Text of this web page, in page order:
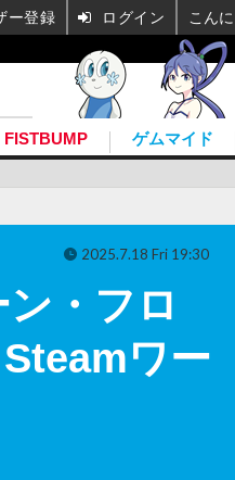
FISTBUMP ゲムマイド
・フロ
ワー
2025.7.18 Fri 19:30
ー登録 ログイン こん